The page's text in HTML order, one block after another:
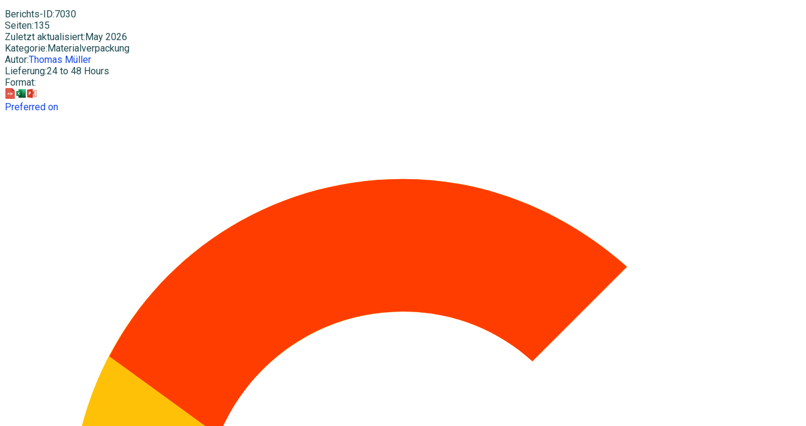
Berichts-ID:7030
Seiten:135
Zuletzt aktualisiert: May 2026
Kategorie: Materialverpackung
Autor:Thomas Müller
Lieferung:24 to 48 Hours
Format:
Preferred on